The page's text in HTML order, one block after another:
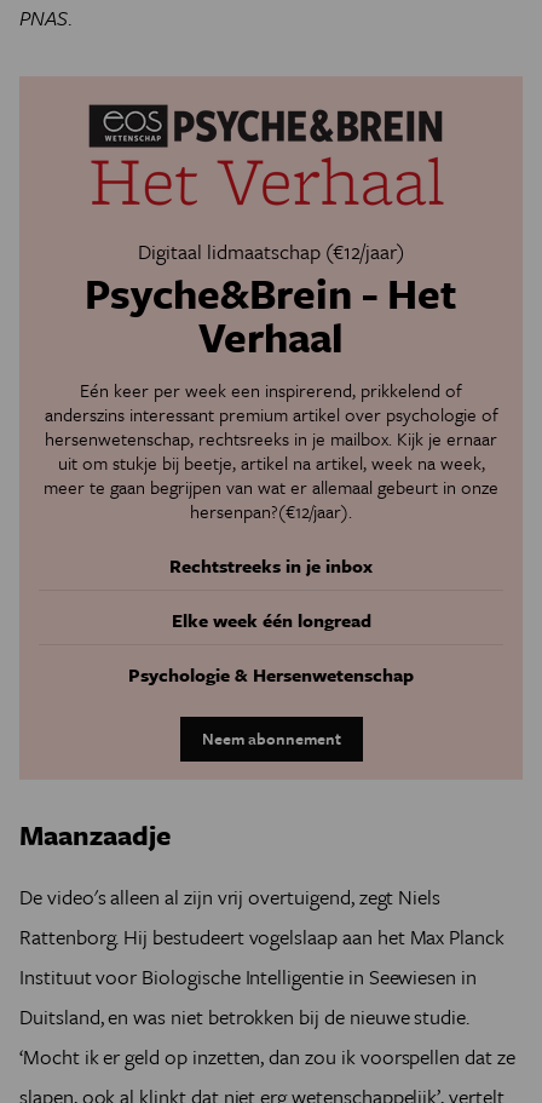
PNAS.
Digitaal lidmaatschap (€12/jaar)
Psyche&Brein - Het
Verhaal
Eén keer per week een inspirerend, prikkelend of
anderszins interessant premium artikel over psychologie of
hersenwetenschap, rechtsreeks in je mailbox. Kijk je ernaar
uit om stukje bij beetje, artikel na artikel, week na week,
meer te gaan begrijpen van wat er allemaal gebeurt in onze
hersenpan?(€12/jaar).
Rechtstreeks in je inbox
Elke week één longread
Psychologie & Hersenwetenschap
Neem abonnement
Maanzaadje
De video's alleen al zijn vrij overtuigend, zegt Niels
Rattenborg. Hij bestudeert vogelslaap aan het Max Planck
Instituut voor Biologische Intelligentie in Seewiesen in
Duitsland, en was niet betrokken bij de nieuwe studie.
‘Mocht ik er geld op inzetten, dan zou ik voorspellen dat ze
slapen, ook al klinkt dat niet erg wetenschappelijk’, vertelt